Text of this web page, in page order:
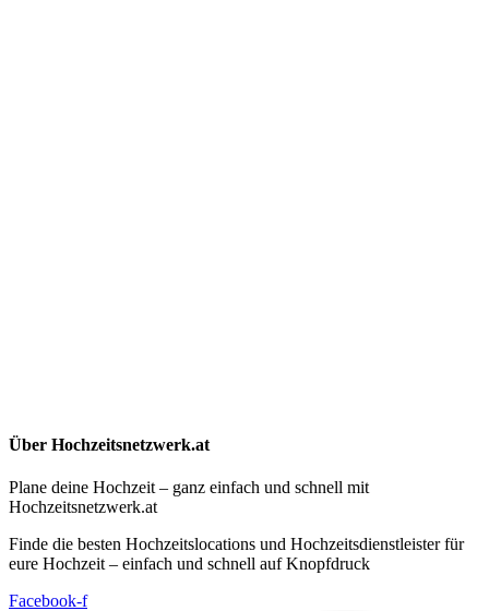
Über Hochzeitsnetzwerk.at
Plane deine Hochzeit – ganz einfach und schnell mit
Hochzeitsnetzwerk.at
Finde die besten Hochzeitslocations und Hochzeitsdienstleister für
eure Hochzeit – einfach und schnell auf Knopfdruck
Facebook-f